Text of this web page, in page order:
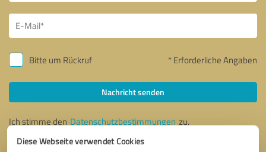
Diese Webseite verwendet Cookies
Bitte um Rückruf * Erforderliche Angaben
Nachricht senden
Ich stimme den Datenschutzbestimmungen zu.